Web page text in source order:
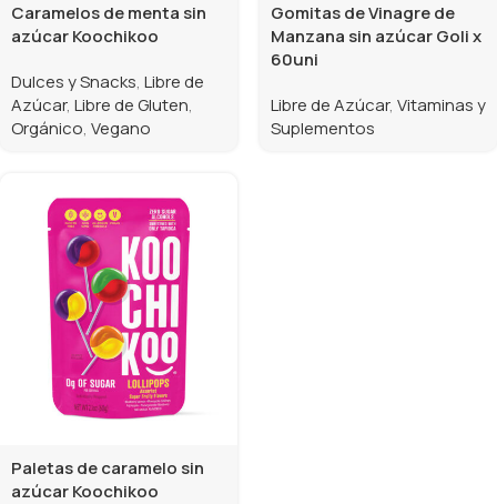
Caramelos de menta sin
azúcar Koochikoo
Dulces y Snacks, Libre de
Azúcar, Libre de Gluten,
Orgánico, Vegano
Gomitas de Vinagre de
Manzana sin azúcar Goli x
60uni
Libre de Azúcar, Vitaminas y
Suplementos
Paletas de caramelo sin
azúcar Koochikoo